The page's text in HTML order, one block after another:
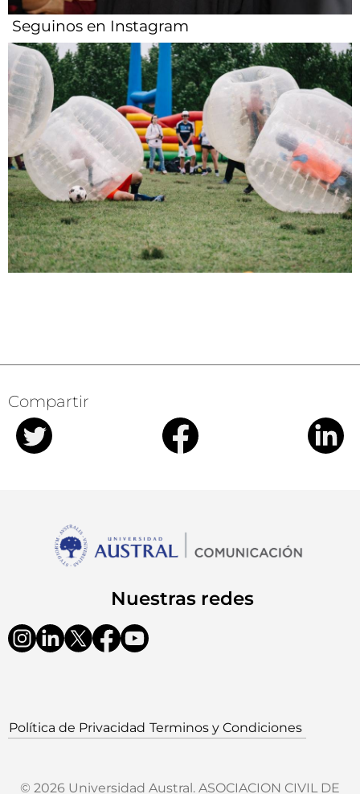
Seguinos en Instagram
Compartir
Nuestras redes
Política de Privacidad Terminos y Condiciones
© 2026 Universidad Austral. ASOCIACION CIVIL DE